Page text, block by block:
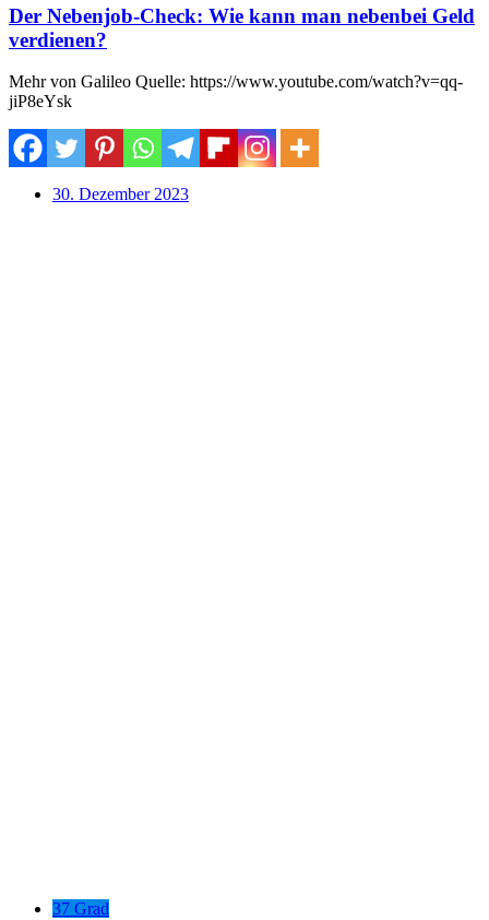
Der Nebenjob-Check: Wie kann man nebenbei Geld
verdienen?
Mehr von Galileo Quelle: https://www.youtube.com/watch?v=qq-
jiP8eYsk
30. Dezember 2023
37 Grad